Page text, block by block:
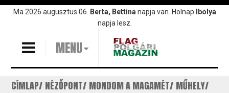
UgrásMa 2026 augusztus 06. Berta, Bettina napja van. Holnap
Ibolya
napja lesz.
MENU
CÍMLAP NÉZŐPONT MONDOM A MAGAMÉT MŰHELY